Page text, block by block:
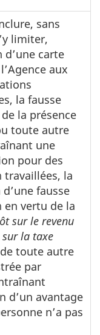
sans
limiter,
d’une carte
aux
la fausse
la présence
toute autre
une
pour des
travaillées, la
fausse
en vertu de la
sur le revenu
la taxe
toute autre
par
d’un avantage
n’a pas